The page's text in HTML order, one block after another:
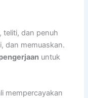
teliti, dan penuh
dan memuaskan.
untuk
mempercayakan